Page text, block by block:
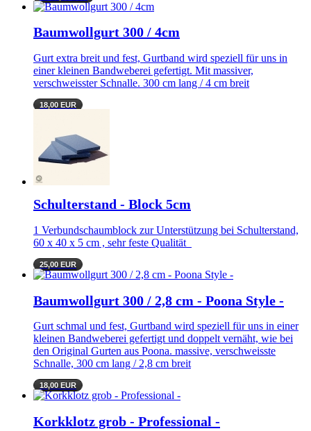
Baumwollgurt 300 / 4cm
Gurt extra breit und fest, Gurtband wird speziell für uns in
einer kleinen Bandweberei gefertigt. Mit massiver,
verschweisster Schnalle. 300 cm lang / 4 cm breit
18,00 EUR
Schulterstand - Block 5cm
1 Verbundschaumblock zur Unterstützung bei Schulterstand,
60 x 40 x 5 cm , sehr feste Qualität
25,00 EUR
Baumwollgurt 300 / 2,8 cm - Poona Style -
Gurt schmal und fest, Gurtband wird speziell für uns in einer
kleinen Bandweberei gefertigt und doppelt vernäht, wie bei
den Original Gurten aus Poona. massive, verschweisste
Schnalle, 300 cm lang / 2,8 cm breit
18,00 EUR
Korkklotz grob - Professional -